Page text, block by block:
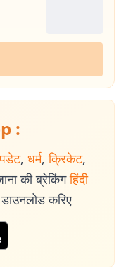
:
, धर्म, क्रिकेट,
की ब्रेकिंग हिंदी
करिए